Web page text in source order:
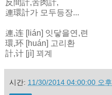
反間計,苦肉計,
連環計가 모두등장...
連,连 [lián] 잇닿을연,련
環,环 [huán] 고리환
計,计 [jì] 꾀계
시간: 11/30/2014 04:00:00 오후